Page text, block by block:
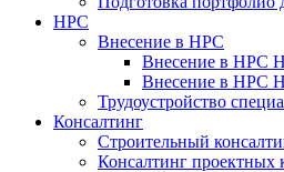
НРС
Внесение в НРС
Внесение в НРС
Внесение в НРС
Трудоустройство
Консалтинг
Строительный
Консалтинг проектных